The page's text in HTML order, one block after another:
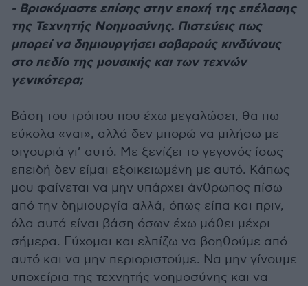
- Βρισκόμαστε επίσης στην εποχή της επέλασης
της Τεχνητής Νοημοσύνης. Πιστεύεις πως
μπορεί να δημιουργήσει σοβαρούς κινδύνους
στο πεδίο της μουσικής και των τεχνών
γενικότερα;
Βάση του τρόπου που έχω μεγαλώσει, θα πω
εύκολα «ναι», αλλά δεν μπορώ να μιλήσω με
σιγουριά γι’ αυτό. Με ξενίζει το γεγονός ίσως
επειδή δεν είμαι εξοικειωμένη με αυτό. Κάπως
μου φαίνεται να μην υπάρχει άνθρωπος πίσω
από την δημιουργία αλλά, όπως είπα και πριν,
όλα αυτά είναι βάση όσων έχω μάθει μέχρι
σήμερα. Εύχομαι και ελπίζω να βοηθούμε από
αυτό και να μην περιοριστούμε. Να μην γίνουμε
υποχείρια της τεχνητής νοημοσύνης και να